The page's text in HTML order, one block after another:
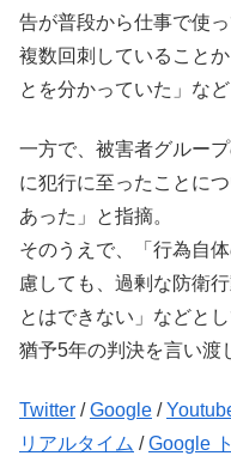
告が普段から仕事で使
複数回刺していること
とを分かっていた」な
一方で、被害者グルー
に犯行に至ったことに
あった」と指摘。
そのうえで、「行為自
慮しても、過剰な防衛
とはできない」などと
猶予5年の判決を言い渡
Twitter /Google /
リアルタイム /Google